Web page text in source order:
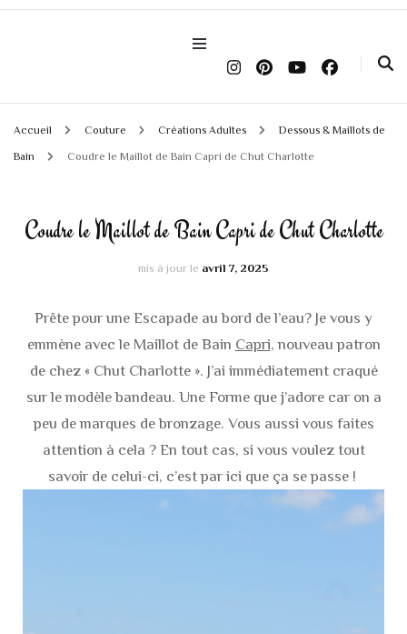
Accueil Couture Créations Adultes Dessous & Maillots de
Bain Coudre le Maillot de Bain Capri de Chut Charlotte
Coudre le Maillot de Bain Capri de Chut Charlotte
mis à jour le avril 7, 2025
Prête pour une Escapade au bord de l’eau? Je vous y
emmène avec le Maillot de Bain Capri, nouveau patron
de chez « Chut Charlotte ». J’ai immédiatement craqué
sur le modèle bandeau. Une Forme que j’adore car on a
peu de marques de bronzage. Vous aussi vous faites
attention à cela ? En tout cas, si vous voulez tout
savoir de celui-ci, c’est par ici que ça se passe !